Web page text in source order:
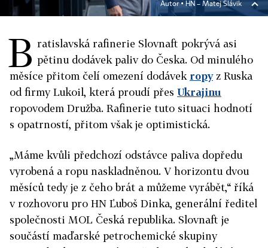
Autor ▪HN – Matej Slávik
B ratislavská rafinerie Slovnaft pokrývá asi
pětinu dodávek paliv do Česka. Od minulého
měsíce přitom čelí omezení dodávek ropyz Ruska
od firmy Lukoil, která proudí přes Ukrajinu
ropovodem Družba. Rafinerie tuto situaci hodnotí
s opatrností, přitom však je optimistická.
„Máme kvůli předchozí odstávce paliva dopředu
vyrobená a ropu naskladněnou. V horizontu dvou
měsíců tedy je z čeho brát a můžeme vyrábět,“ říká
v rozhovoru pro HN Ľuboš Dinka, generální ředitel
společnosti MOL Česká republika. Slovnaft je
součástí maďarské petrochemické skupiny